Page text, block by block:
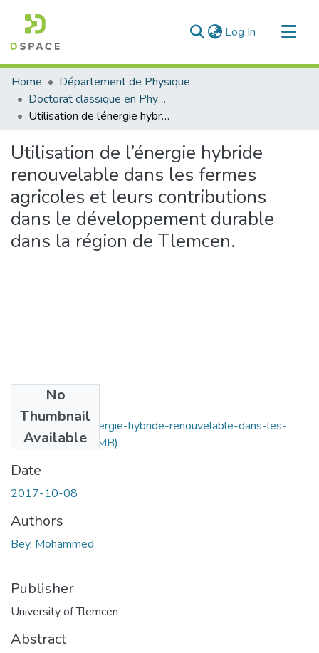
Log In (current)
Communities & Collections
All of DSpace
Statistics
Home
Département de Physique
Doctorat classique en Physique
Utilisation de l’énergie hybride renouvelable dans les fermes agricoles et leurs contributions dans le développement durable dans la région de Tlemcen.
Utilisation de l’énergie hybride
renouvelable dans les fermes
agricoles et leurs contributions
dans le développement durable
dans la région de Tlemcen.
No
Thumbnail
Available
Utilisation-de-lenergie-hybride-renouvelable-dans-les-
fermes.pdf(6.45 MB)
Date
2017-10-08
Authors
Bey, Mohammed
Publisher
University of Tlemcen
Abstract